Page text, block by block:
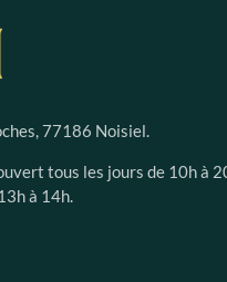
77186 Noisiel.
tous les jours de 10h à
à 14h.